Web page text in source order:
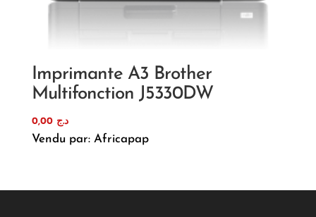
Imprimante A3 Brother
Multifonction J5330DW
د.ج 0,00
Vendu par: Africapap